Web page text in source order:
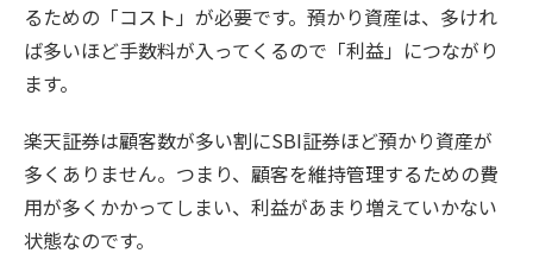
るための「コスト」が必要です。預かり資産は、多けれ
ば多いほど手数料が入ってくるので「利益」につながり
ます。
楽天証券は顧客数が多い割にSBI証券ほど預かり資産が
多くありません。つまり、顧客を維持管理するための費
用が多くかかってしまい、利益があまり増えていかない
状態なのです。